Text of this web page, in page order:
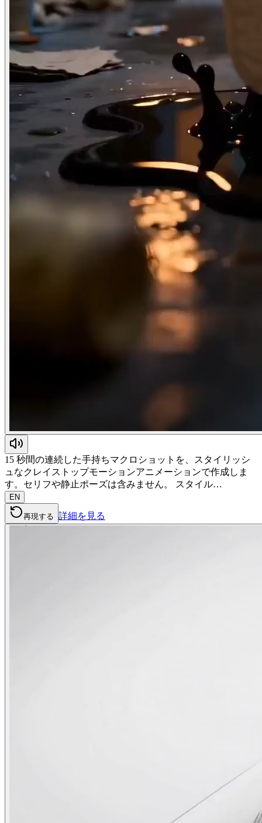
15 秒間の連続した手持ちマクロショットを、スタイリッシ
ュなクレイストップモーションアニメーションで作成しま
す。セリフや静止ポーズは含みません。 スタイル…
EN
再現する 詳細を見る